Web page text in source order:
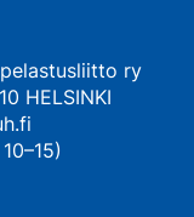
ry
HELSINKI